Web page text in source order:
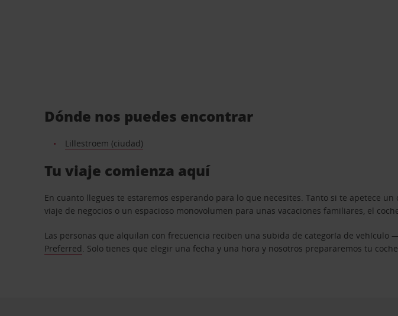
Dónde nos puedes encontrar
Lillestroem (ciudad)
Tu viaje comienza aquí
En cuanto llegues te estaremos esperando para lo que necesites. Tanto si te apetece
viaje de negocios o un espacioso monovolumen para unas vacaciones familiares, el
Las personas que alquilan con frecuencia reciben una subida de categoría de
Preferred. Solo tienes que elegir una fecha y una hora y nosotros prepararemos tu